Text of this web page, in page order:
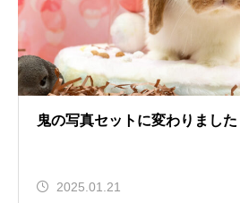
鬼の写真セットに変わりました
2025.01.21